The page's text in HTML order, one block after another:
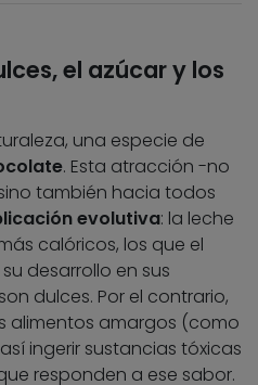
el azúcar y los
una especie de
. Esta atracción -no
también hacia todos
evolutiva: la leche
calóricos, los que el
desarrollo en sus
dulces. Por el contrario,
alimentos amargos (como
ingerir sustancias tóxicas
responden a ese sabor.